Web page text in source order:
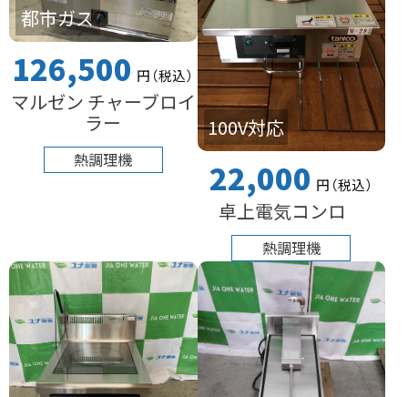
都市ガス
126,500 円（税込）
マルゼン チャーブロイ
ラー
熱調理機
100V対応
22,000 円（税込）
卓上電気コンロ
熱調理機